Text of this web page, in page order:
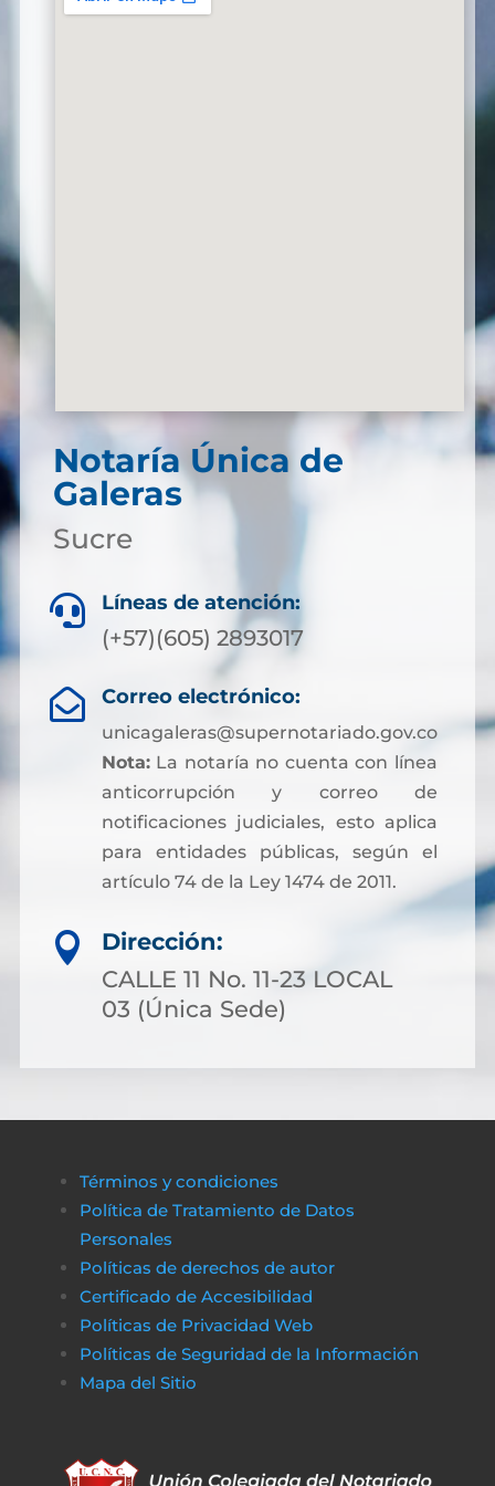
Notaría Única de
Galeras
Sucre
 Líneas de atención:
(+57)(605) 2893017
 Correo electrónico:
unicagaleras@supernotariado.gov.co
Nota:La notaría no cuenta con línea
anticorrupción y correo de
notificaciones judiciales, esto aplica
para entidades públicas, según el
artículo 74 de la Ley 1474 de 2011.

Dirección:
CALLE 11 No. 11-23 LOCAL
03 (Única Sede)
Términos y condiciones
Política de Tratamiento de Datos
Personales
Políticas de derechos de autor
Certificado de Accesibilidad
Políticas de Privacidad Web
Políticas de Seguridad de la Información
Mapa del Sitio